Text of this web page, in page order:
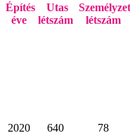
Építés
éve
Utas
létszám
Személyzet
létszám
2020 640 78